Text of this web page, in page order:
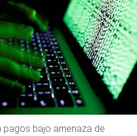
pagos bajo amenaza de